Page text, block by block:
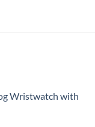
Wristwatch with